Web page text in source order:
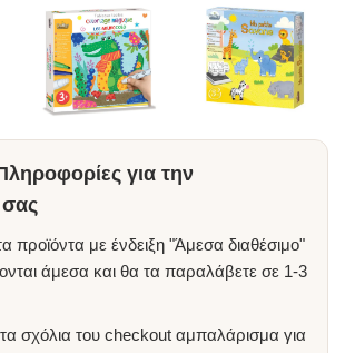
για την
προϊόντα με ένδειξη "Άμεσα διαθέσιμο"
άμεσα και θα τα παραλάβετε σε 1-3
σχόλια του checkout αμπαλάρισμα για